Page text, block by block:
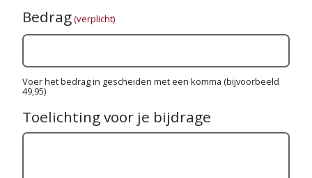
Bedrag(verplicht)
Voer het bedrag in gescheiden met een komma (bijvoorbeeld
49,95)
Toelichting voor je bijdrage